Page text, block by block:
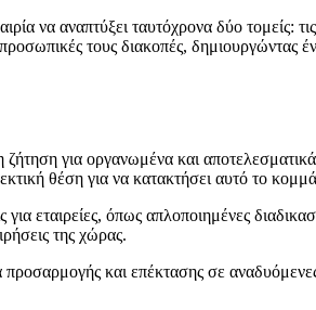
να αναπτύξει ταυτόχρονα δύο τομείς: τις
τους διακοπές, δημιουργώντας
για οργανωμένα και αποτελεσματικά
θέση για να κατακτήσει αυτό το
εταιρείες, όπως απλοποιημένες
της χώρας.
προσαρμογής και επέκτασης σε